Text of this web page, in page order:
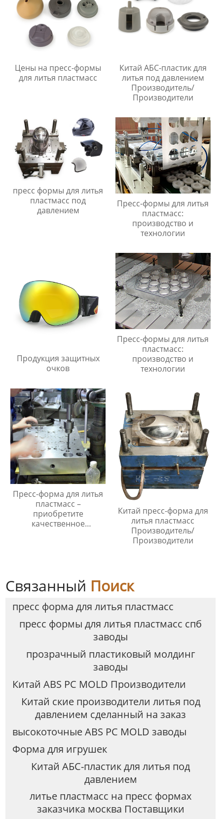
Цены на пресс-формы
для литья пластмасс
Китай АБС-пластик для
литья под давлением
Производитель/
Производители
пресс формы для литья
пластмасс под
давлением
Пресс-формы для литья
пластмасс:
производство и
технологии
Продукция защитных
очков
Пресс-формы для литья
пластмасс:
производство и
технологии
Пресс-форма для литья
пластмасс –
приобретите
качественное
Китай пресс-форма для
литья пластмасс
Производитель/
Производители
Связанный Поиск
пресс форма для литья пластмасс
пресс формы для литья пластмасс спб
заводы
прозрачный пластиковый молдинг
заводы
Китай ABS PC MOLD Производители
Китай ские производители литья под
давлением сделанный на заказ
высокоточные ABS PC MOLD заводы
Форма для игрушек
Китай АБС-пластик для литья под
давлением
литье пластмасс на пресс формах
заказчика москва Поставщики